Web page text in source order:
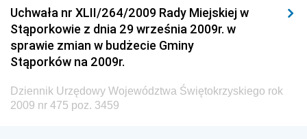
Dziennik Urzędowy Ministerstwa Przemysłu
Chemicznego i Lekkiego
Dziennik Urzędowy Ministerstwa Rolnictwa i
Gospodarki Żywnościowej
Dziennik Urzędowy Ministra Rodziny, Pracy i Polityki
Społecznej
Uchwała nr XLII/264/2009 Rady Miejskiej w
Stąporkowie z dnia 29 września 2009r. w
sprawie zmian w budżecie Gminy
Stąporków na 2009r.
Dziennik Urzędowy Województwa Świętokrzyskiego rok
2009 nr 475 poz. 3459